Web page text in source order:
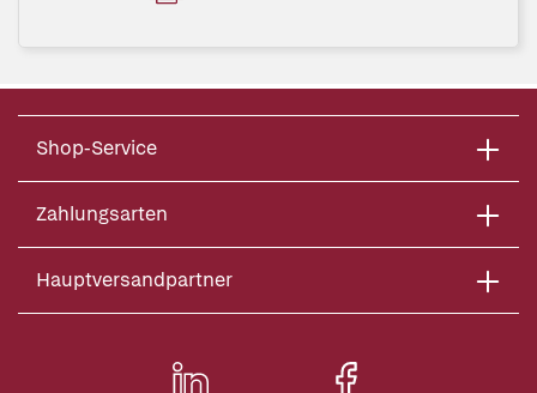
Shop-Service
Zahlungsarten
Hauptversandpartner